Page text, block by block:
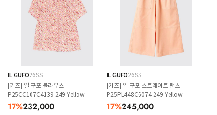
IL GUFO26SS
[키즈] 일 구포 블라우스
P25CC107C4139 249 Yellow
17%232,000
IL GUFO26SS
[키즈] 일 구포 스트레이트 팬츠
P25PL448C6074 249 Yellow
17%245,000